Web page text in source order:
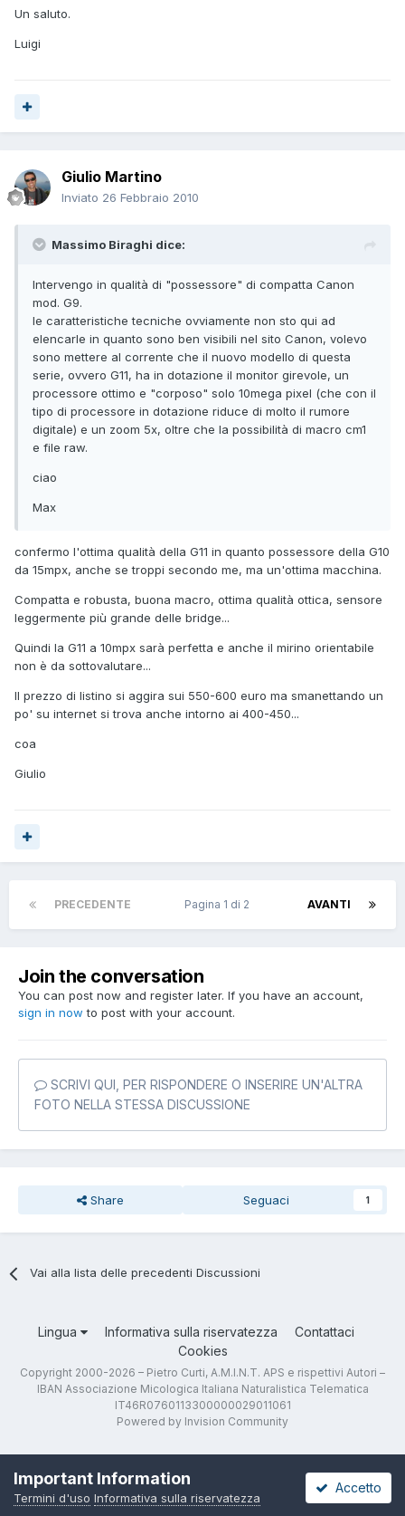
Un saluto.
Luigi
Giulio Martino
Inviato 26 Febbraio 2010
Massimo Biraghi dice:
Intervengo in qualità di "possessore" di compatta Canon
mod. G9.
le caratteristiche tecniche ovviamente non sto qui ad
elencarle in quanto sono ben visibili nel sito Canon, volevo
sono mettere al corrente che il nuovo modello di questa
serie, ovvero G11, ha in dotazione il monitor girevole, un
processore ottimo e "corposo" solo 10mega pixel (che con il
tipo di processore in dotazione riduce di molto il rumore
digitale) e un zoom 5x, oltre che la possibilità di macro cm1
e file raw.
ciao
Max
confermo l'ottima qualità della G11 in quanto possessore della G10
da 15mpx, anche se troppi secondo me, ma un'ottima macchina.
Compatta e robusta, buona macro, ottima qualità ottica, sensore
leggermente più grande delle bridge...
Quindi la G11 a 10mpx sarà perfetta e anche il mirino orientabile
non è da sottovalutare...
Il prezzo di listino si aggira sui 550-600 euro ma smanettando un
po' su internet si trova anche intorno ai 400-450...
coa
Giulio
PRECEDENTE AVANTI
Pagina 1 di 2
Join the conversation
You can post now and register later. If you have an account,
sign in now to post with your account.
SCRIVI QUI, PER RISPONDERE O INSERIRE UN'ALTRA
FOTO NELLA STESSA DISCUSSIONE
Share Seguaci 1
Vai alla lista delle precedenti Discussioni
Lingua Informativa sulla riservatezza
Contattaci
Cookies
Copyright 2000-2026 – Pietro Curti, A.M.I.N.T. APS e rispettivi Autori –
IBAN Associazione Micologica Italiana Naturalistica Telematica
IT46R0760113300000029011061
Powered by Invision Community
Important Information
Termini d'uso Informativa sulla riservatezza
Accetto